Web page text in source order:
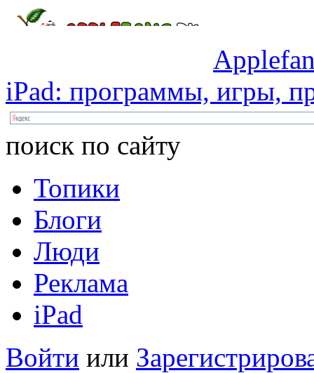
iPad: программы, игры,
поиск по сайту
Топики
Блоги
Люди
Реклама
iPad
Войти или